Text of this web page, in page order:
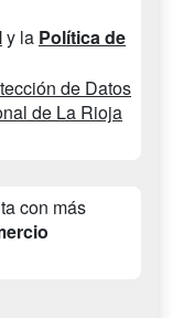
y la Política de
de Datos
de La Rioja
con más